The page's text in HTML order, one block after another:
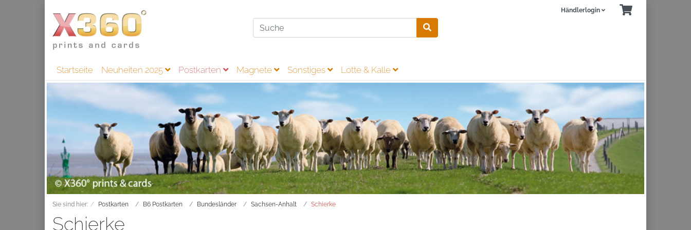
Händlerlogin
Startseite Neuheiten 2025 Postkarten Magnete Sonstiges Lotte & Kalle
Sie sind hier: Postkarten B6 Postkarten Bundesländer Sachsen-Anhalt Schierke
Schierke